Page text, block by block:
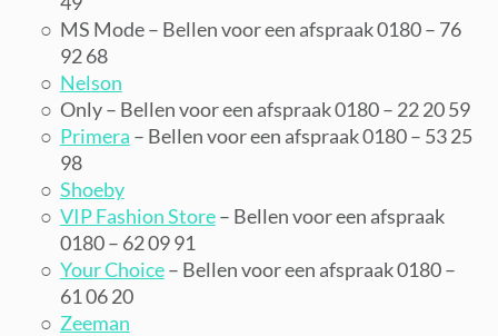
MS Mode – Bellen voor een afspraak 0180 – 76
92 68
Nelson
Only – Bellen voor een afspraak 0180 – 22 20 59
Primera – Bellen voor een afspraak 0180 – 53 25
98
Shoeby
VIP Fashion Store– Bellen voor een afspraak
0180 – 62 09 91
Your Choice– Bellen voor een afspraak 0180 –
61 06 20
Zeeman